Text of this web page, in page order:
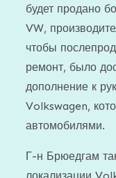
будет продано
VW,
чтобы
ремонт, было
дополнение к
Volkswagen,
автомобилями.
Г-н Брюедгам